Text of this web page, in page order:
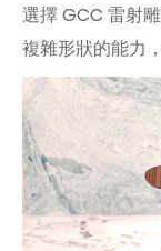
選擇 GCC 雷射
複雜形狀的能力